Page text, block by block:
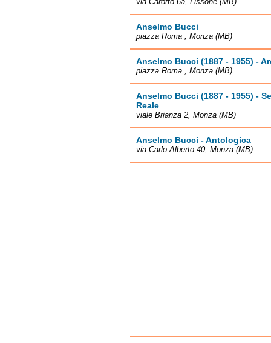
Anselmo Bucci
piazza Roma , Monza (MB)
Anselmo Bucci (1887 - 1955) -
piazza Roma , Monza (MB)
Anselmo Bucci (1887 - 1955) -
Reale
viale Brianza 2, Monza (MB)
Anselmo Bucci - Antologica
via Carlo Alberto 40, Monza (MB)